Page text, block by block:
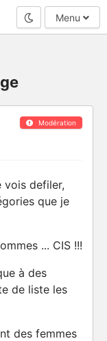
Mode nuit
Menu
Modération
vois defiler,
que je
... CIS !!!
à des
de liste les
des femmes